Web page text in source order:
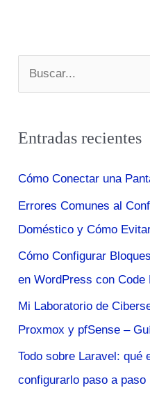
u
c
r
p
o
r
:
Entradas recientes
Cómo Conectar una
Errores Comunes al
Doméstico y Cómo
Cómo Configurar
en WordPress con Code
Mi Laboratorio de
Proxmox y pfSense –
Todo sobre Laravel: qué
configurarlo paso a paso